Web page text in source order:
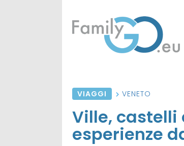
VIAGGI VENETO
Ville, castelli
esperienze